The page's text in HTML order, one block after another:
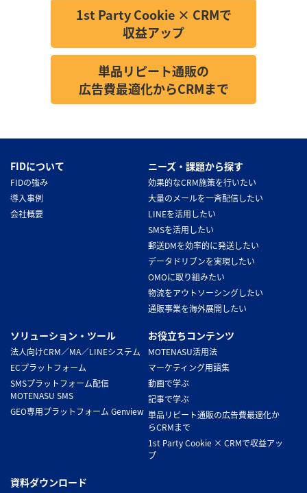
1st Party Cookie × CRMで
収益アップ
単品リピート通販の
広告費最適化からCRMまで
FIDについて
FIDの強み
導入事例
会社概要
ニーズ・課題から探す
効果的なCRM施策を行いたい
大量のメールを一斉配信したい
LINEを活用したい
SMSを活用したい
郵送DMを効率的に発送したい
データドリブンを実現したい
OMOに取り組みたい
物流をアウトソーシングしたい
通販事業を海外展開したい
ソリューション・ツール
法人向けCRM／MA／LINEシステム
ECプラットフォーム
SMSプラットフォーム配信
MOTENASU SMS
GEO専用プラットフォーム Genview
お役立ちコンテンツ
MOTENASU活用法
マーケティング用語集
動画で学ぶ
記事で学ぶ
単品リピート通販の広告費最適化か
らCRMまで
1st Party Cookie × CRMで収益アッ
プ
資料ダウンロード